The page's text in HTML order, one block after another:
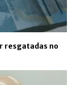
resgatadas no